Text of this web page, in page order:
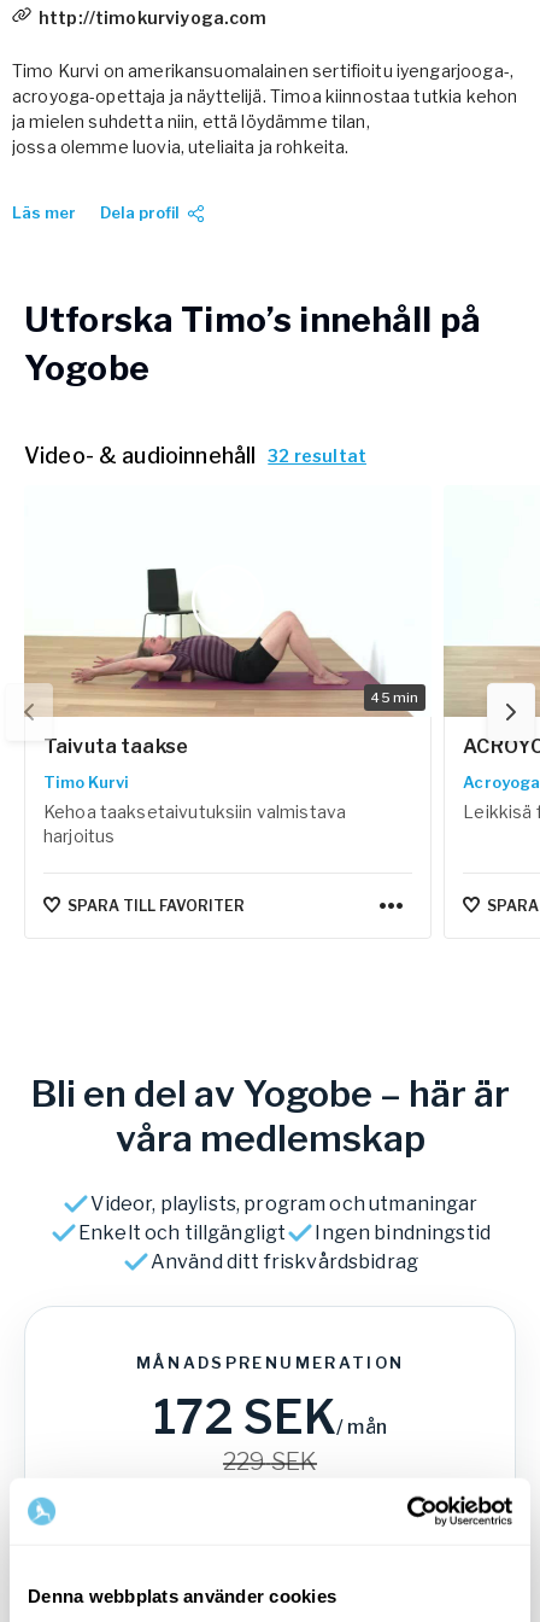
Denna webbplats använder cookies
Vården – Yogobe Health & Care
FaR
Fysisk aktivitet på recept
Företag
Arbetsgivare
Hotell & Konferens
http://timokurviyoga.com
Timo Kurvi on amerikansuomalainen sertifioitu iyengarjooga-,
acroyoga-opettaja ja näyttelijä. Timoa kiinnostaa tutkia kehon
ja mielen suhdetta niin, että löydämme tilan,
jossa olemme luovia, uteliaita ja rohkeita.
Läs mer Dela profil
Utforska Timo’s innehåll på
Yogobe
Video- & audioinnehåll 32 resultat
45 min
Taivuta taakse
Timo Kurvi
Kehoa taaksetaivutuksiin valmistava
harjoitus
SPARA TILL FAVORITER
Acroyoga
Leikkisä
Bli en del av Yogobe – här är
våra medlemskap
Videor, playlists, program och utmaningar
Enkelt och tillgängligt
Ingen bindningstid
Använd ditt friskvårdsbidrag
MÅNADSPRENUMERATION
172 SEK/ mån
229SEK